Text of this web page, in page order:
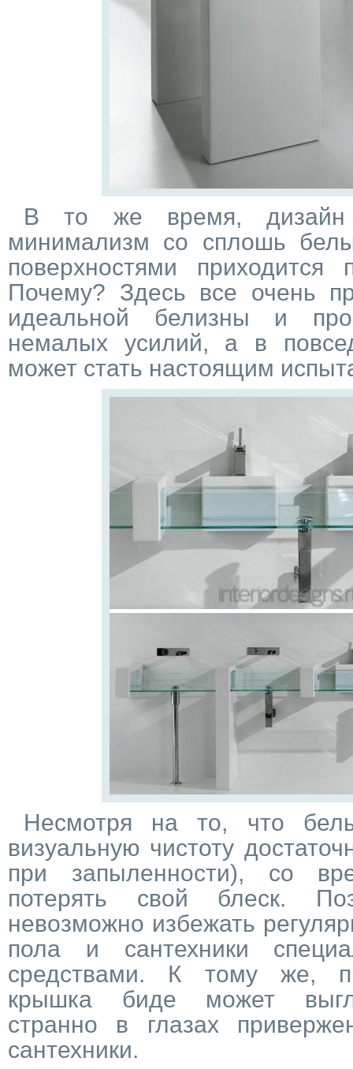
В то же время,
минимализм со сплошь
поверхностями
Почему? Здесь все очень
идеальной белизны и
немалых усилий, а в
может стать настоящим
Несмотря на то, что
визуальную чистоту
при запыленности), со
потерять свой блеск.
невозможно избежать
пола и сантехники
средствами. К тому же,
крышка биде может
странно в глазах
сантехники.